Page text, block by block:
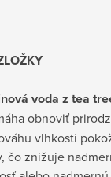
voda z tea
obnoviť
vlhkosti
čo znižuje